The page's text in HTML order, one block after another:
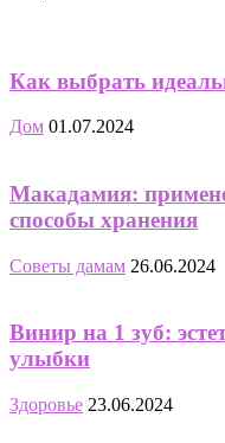
Как выбрать
Дом 01.07.2024
Макадамия:
способы хранения
Советы дамам 26.06.2024
Винир на 1 зуб:
улыбки
Здоровье 23.06.2024